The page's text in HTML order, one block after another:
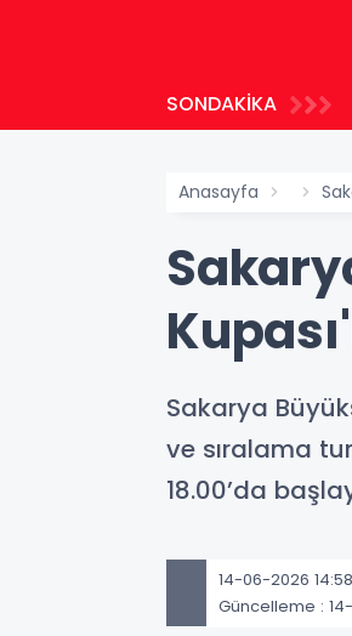
SONDAKİKA
Anasayfa
Sakarya
ve sıralama
18.00’da
14-06-2026 14:58
Güncelleme :